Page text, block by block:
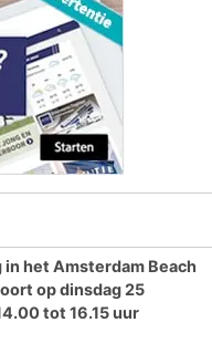
in het Amsterdam Beach
op dinsdag 25
tot 16.15 uur